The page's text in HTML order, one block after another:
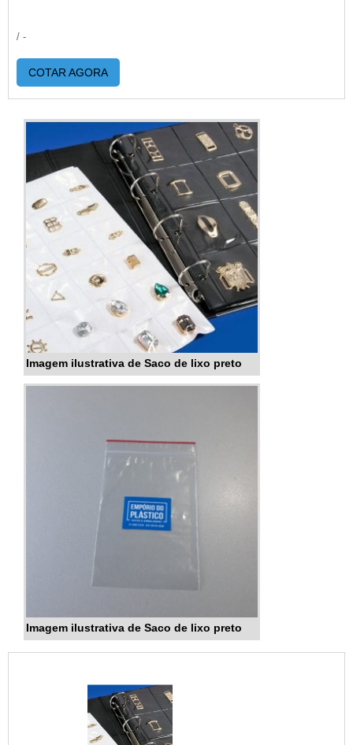
/ -
COTAR AGORA
Imagem ilustrativa de Saco de lixo preto
Imagem ilustrativa de Saco de lixo preto